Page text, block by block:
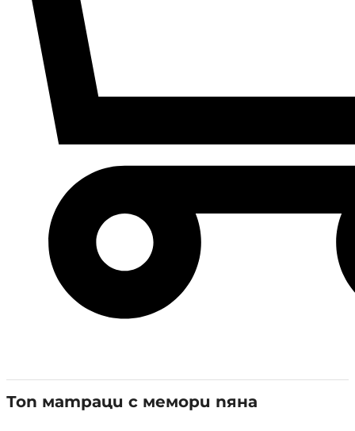
Топ матраци с мемори пяна